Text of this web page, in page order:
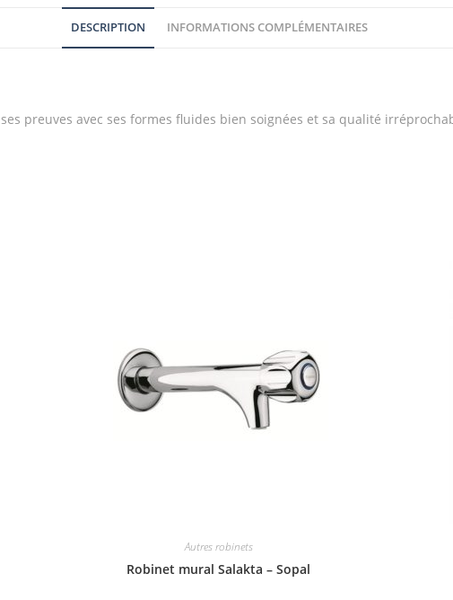
DESCRIPTION INFORMATIONS COMPLÉMENTAIRES
preuves avec ses formes fluides bien soignées et sa qualité
Autres robinets
Robinet mural Salakta – Sopal